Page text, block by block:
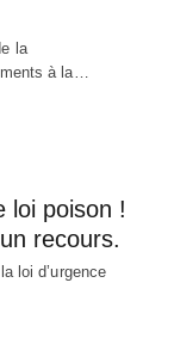
la
à la…
loi poison !
recours.
loi d’urgence